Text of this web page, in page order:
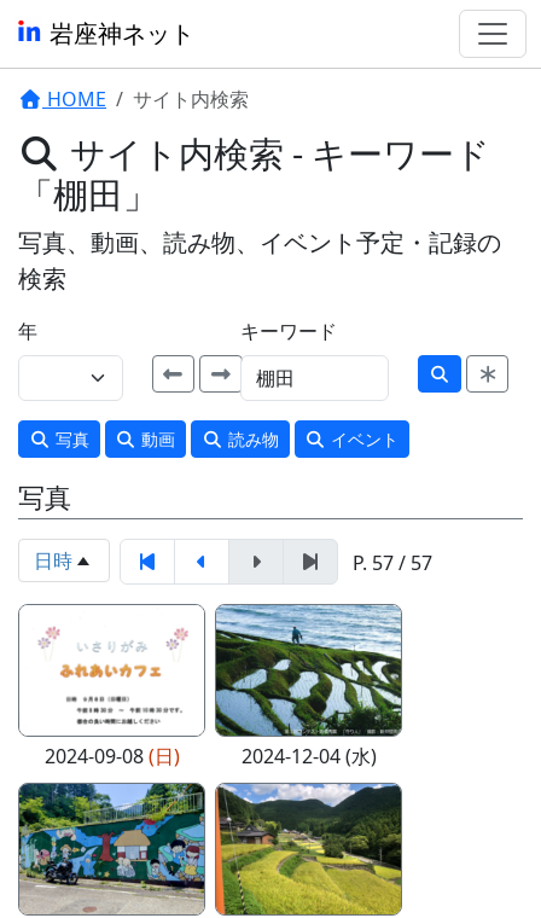
岩座神ネット
HOME サイト内検索
サイト内検索 - キーワード
「棚田」
写真、動画、読み物、イベント予定・記録の
検索
年 キーワード
写真 動画 読み物 イベント
写真
日時 P. 57 / 57
2024-09-08(日) 2024-12-04 (水)